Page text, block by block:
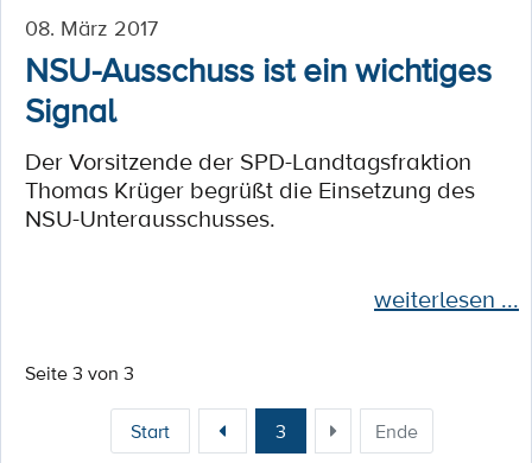
08. März 2017
NSU-Ausschuss ist ein wichtiges
Signal
Der Vorsitzende der SPD-Landtagsfraktion
Thomas Krüger begrüßt die Einsetzung des
NSU-Unterausschusses.
weiterlesen ...
Seite 3 von 3
Start 3 Ende